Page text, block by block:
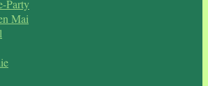
Party
Mai